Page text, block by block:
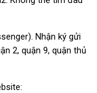
Nhận ký gửi
2, quận 9, quận thủ